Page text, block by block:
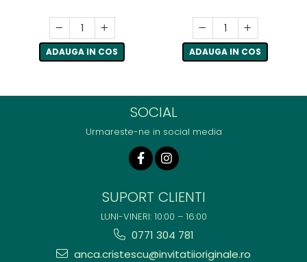
ADAUGA IN COS ADAUGA IN COS
SOCIAL
Urmareste-ne in social media
SUPORT CLIENTI
LUNI-VINERI: 10:00 – 16:00
0771 304 781
anca.cristescu@invitatiioriginale.ro